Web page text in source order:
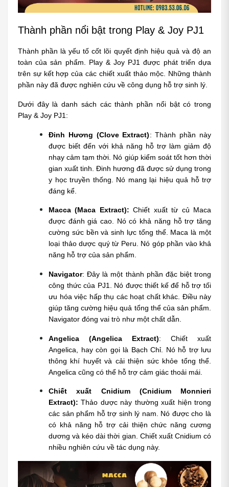
Thành phần nổi bật trong Play & Joy PJ1
Thành phần là yếu tố cốt lõi quyết định hiệu quả và độ an
toàn của sản phẩm. Play & Joy PJ1 được phát triển dựa
trên sự kết hợp của các chiết xuất thảo mộc. Những thành
phần này đã được nghiên cứu về công dụng hỗ trợ sinh lý.
Dưới đây là danh sách các thành phần nổi bật có trong
Play & Joy PJ1:
Đinh Hương (Clove Extract): Thành phần này
được biết đến với khả năng hỗ trợ làm giảm độ
nhạy cảm tạm thời. Nó giúp kiểm soát tốt hơn thời
gian xuất tinh. Đinh hương đã được sử dụng trong
y học truyền thống. Nó mang lại hiệu quả hỗ trợ
đáng kể.
Macca (Maca Extract): Chiết xuất từ củ Maca
được đánh giá cao. Nó có khả năng hỗ trợ tăng
cường sức bền và sinh lực tổng thể. Maca là một
loại thảo dược quý từ Peru. Nó góp phần vào khả
năng hỗ trợ của sản phẩm.
Navigator: Đây là một thành phần đặc biệt trong
công thức của PJ1. Nó được thiết kế để hỗ trợ tối
ưu hóa việc hấp thụ các hoạt chất khác. Điều này
giúp tăng cường hiệu quả tổng thể của sản phẩm.
Navigator đóng vai trò như một chất dẫn.
Angelica (Angelica Extract): Chiết xuất
Angelica, hay còn gọi là Bạch Chỉ. Nó hỗ trợ lưu
thông khí huyết và cải thiện sức khỏe tổng thể.
Angelica cũng có thể hỗ trợ cảm giác thoải mái.
Chiết xuất Cnidium (Cnidium Monnieri
Extract): Thảo dược này thường xuất hiện trong
các sản phẩm hỗ trợ sinh lý nam. Nó được cho là
có khả năng hỗ trợ cải thiện chức năng cương
dương và kéo dài thời gian. Chiết xuất Cnidium có
nhiều nghiên cứu về tác dụng này.